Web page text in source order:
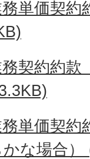
単価契約
契約約款
単価契約
な場合